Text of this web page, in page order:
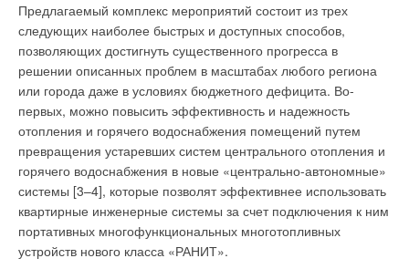
Предлагаемый комплекс мероприятий состоит из трех
следующих наиболее быстрых и доступных способов,
позволяющих достигнуть существенного прогресса в
решении описанных проблем в масштабах любого региона
или города даже в условиях бюджетного дефицита. Во-
первых, можно повысить эффективность и надежность
отопления и горячего водоснабжения помещений путем
превращения устаревших систем центрального отопления и
горячего водоснабжения в новые «центрально-автономные»
системы [3–4], которые позволят эффективнее использовать
квартирные инженерные системы за счет подключения к ним
портативных многофункциональных многотопливных
устройств нового класса «РАНИТ».